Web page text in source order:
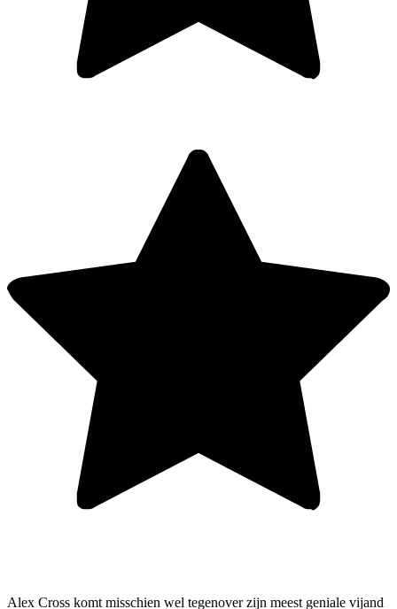
Alex Cross komt misschien wel tegenover zijn meest geniale vijand